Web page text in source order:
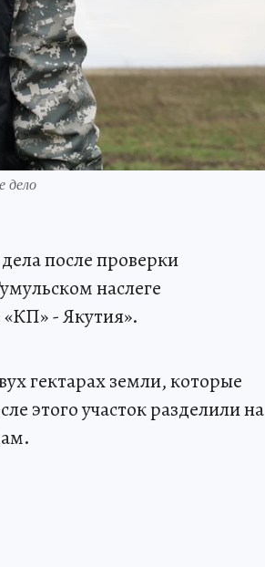
дело
после проверки
наслеге
- Якутия».
гектарах земли, которые
этого участок разделили на